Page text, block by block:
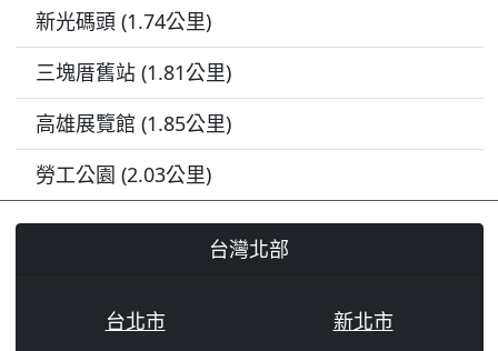
新光碼頭 (1.74公里)
三塊厝舊站 (1.81公里)
高雄展覽館 (1.85公里)
勞工公園 (2.03公里)
台灣北部
台北市
新北市